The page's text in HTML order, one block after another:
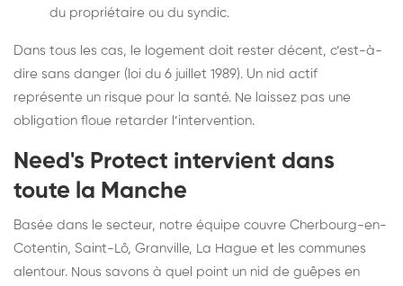
du propriétaire ou du syndic.
Dans tous les cas, le logement doit rester décent, c’est-à-
dire sans danger (loi du 6 juillet 1989). Un nid actif
représente un risque pour la santé. Ne laissez pas une
obligation floue retarder l’intervention.
Need's Protect intervient dans
toute la Manche
Basée dans le secteur, notre équipe couvre Cherbourg-en-
Cotentin, Saint-Lô, Granville, La Hague et les communes
alentour. Nous savons à quel point un nid de guêpes en